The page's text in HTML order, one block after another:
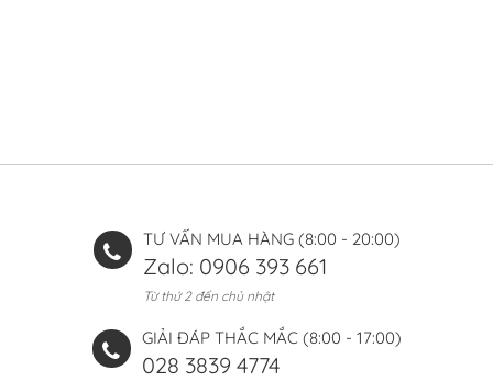
TƯ VẤN MUA HÀNG (8:00 - 20:00)
Zalo: 0906 393 661
Từ thứ 2 đến chủ nhật
GIẢI ĐÁP THẮC MẮC (8:00 - 17:00)
028 3839 4774